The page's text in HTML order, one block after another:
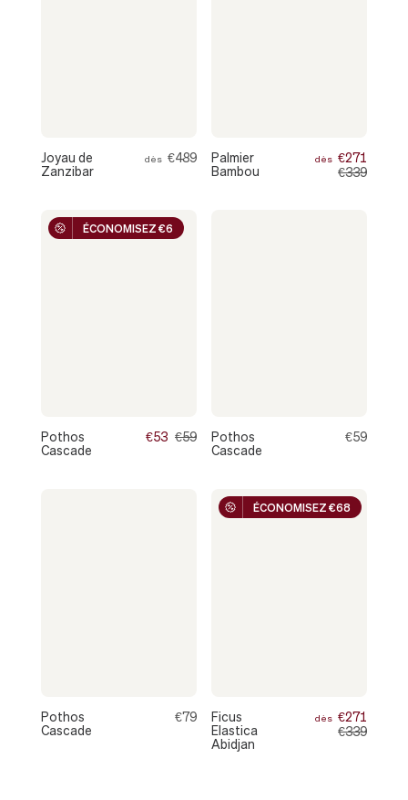
Joyau de
Zanzibar
dès €489
Palmier
Bambou
dès €271
€339
ÉCONOMISEZ €6
Pothos
Cascade
€53 €59
Pothos
Cascade
€59
Pothos
Cascade
€79
ÉCONOMISEZ €68
Ficus
Elastica
Abidjan
dès €271
€339